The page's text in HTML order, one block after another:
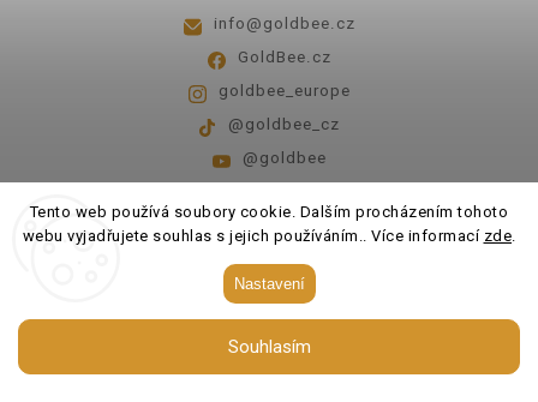
Tento web používá soubory cookie. Dalším procházením tohoto
webu vyjadřujete souhlas s jejich používáním.. Více informací zde.
Nastavení
Souhlasím
info@goldbee.cz
GoldBee.cz
goldbee_europe
@goldbee_cz
@goldbee
Pondělí - pátek 8:00-14:00
GoldBee. Všechna práva vyhrazena.
Upravit nastavení cookies
Shoptet| DesignShoptak.cz.